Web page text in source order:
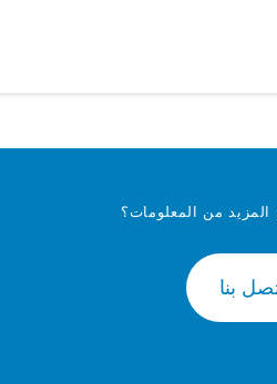
من المعلومات؟
بنا